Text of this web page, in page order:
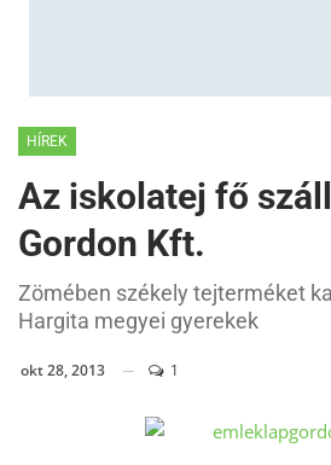
HÍREK
Az iskolatej fő
Gordon Kft.
Zömében székely tejterméket
Hargita megyei gyerekek
okt 28, 2013 1